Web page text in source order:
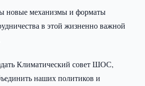
новые механизмы и форматы
в этой жизненно важной
Климатический совет ШОС,
наших политиков и